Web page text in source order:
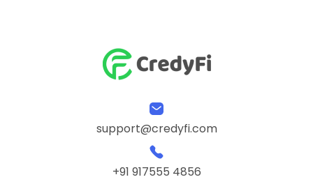
support@credyfi.com
+91 917555 4856